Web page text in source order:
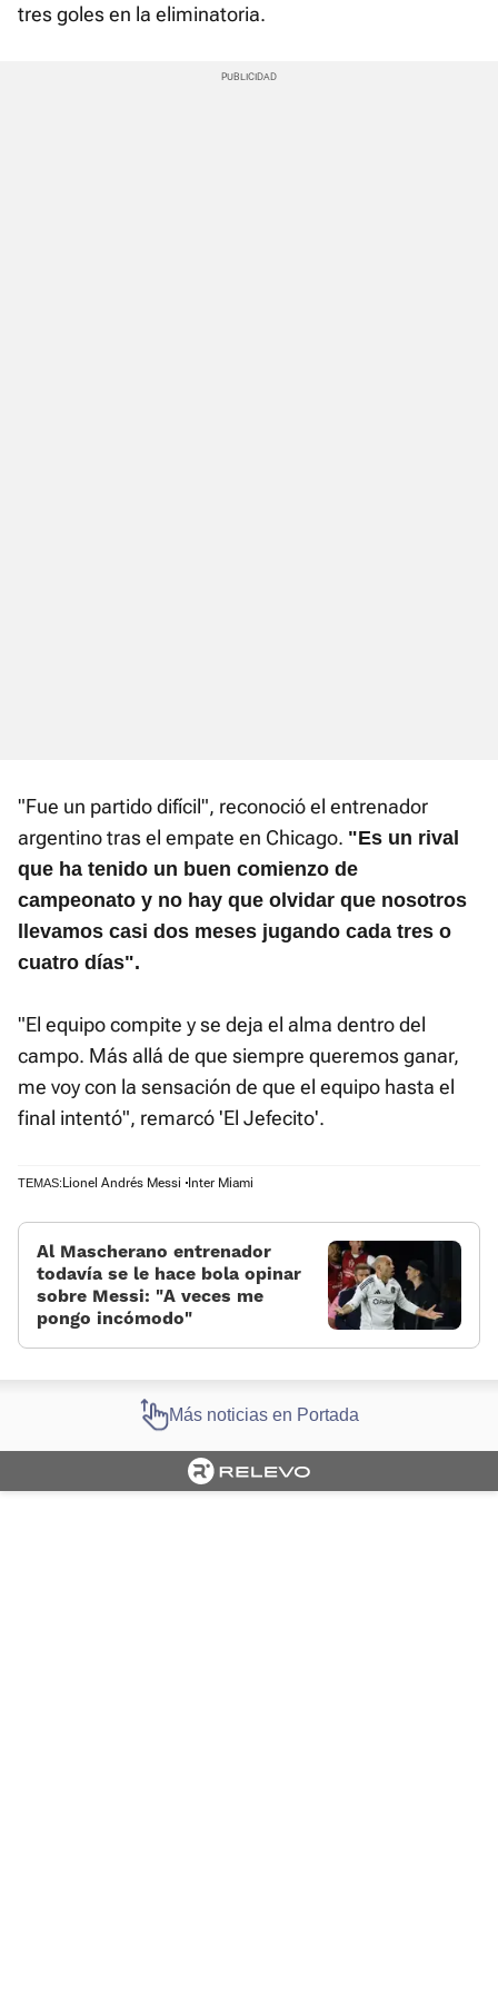
tres goles en la eliminatoria.
"Fue un partido difícil", reconoció el entrenador
argentino tras el empate en Chicago. "Es un rival
que ha tenido un buen comienzo de
campeonato y no hay que olvidar que nosotros
llevamos casi dos meses jugando cada tres o
cuatro días".
"El equipo compite y se deja el alma dentro del
campo. Más allá de que siempre queremos ganar,
me voy con la sensación de que el equipo hasta el
final intentó", remarcó 'El Jefecito'.
TEMAS: Lionel Andrés Messi Inter Miami
Al Mascherano entrenador
todavía se le hace bola opinar
sobre Messi: «A veces me
pongo incómodo»
Más noticias en Portada